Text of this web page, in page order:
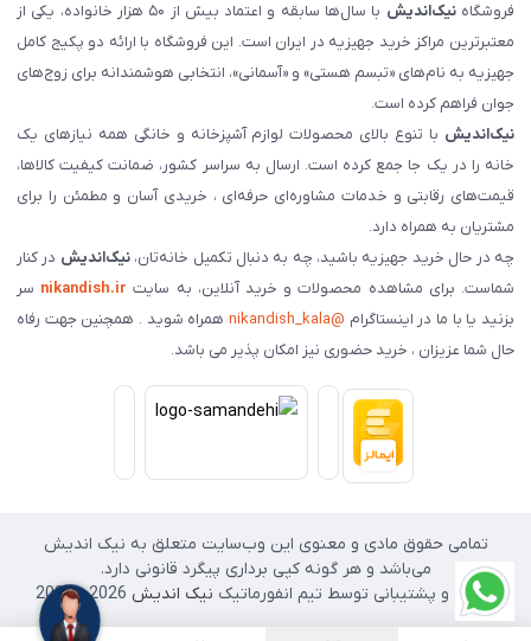
فروشگاهنیک‌اندیش
با سال‌ها سابقه و اعتماد بیش از ۵۰ هزار خانواده، یکی از
معتبرترین مراکز خرید جهیزیه در ایران است. این فروشگاه با ارائه دو پکیج کامل
جهیزیه به نام‌های «تبسم هستی» و «آسمانی»، انتخابی هوشمندانه برای زوج‌های
جوان فراهم کرده است.
نیک‌اندیش با تنوع بالای محصولات لوازم آشپزخانه و خانگی همه نیازهای یک
خانه را در یک جا جمع کرده است. ارسال به سراسر کشور، ضمانت کیفیت کالاها،
قیمت‌های رقابتی و خدمات مشاوره‌ای حرفه‌ای ، خریدی آسان و مطمئن را برای
مشتریان به همراه دارد.
چه در حال خرید جهیزیه باشید، چه به دنبال تکمیل خانه‌تان،نیک‌اندیش در کنار
شماست. برای مشاهده محصولات و خرید آنلاین، به سایت nikandish.ir سر
بزنید یا با ما در اینستاگرام @nikandish_kala
همراه شوید . همچنین جهت رفاه
حال شما عزیزان ، خرید حضوری نیز امکان پذیر می باشد.
تمامی حقوق مادی و معنوی این وب‌سایت متعلق به نیک اندیش
می‌باشد و هر گونه کپی برداری پیگرد قانونی دارد.
طراحی و پشتیبانی توسط تیم انفورماتیک نیک اندیش 2026 - 2025